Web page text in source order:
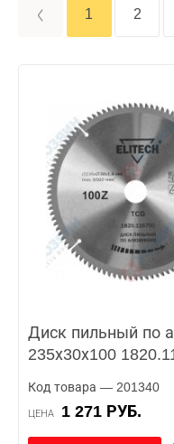
1 2
Диск пильный по
235х30х100
Код товара — 201340
ЦЕНА 1 271 РУБ.